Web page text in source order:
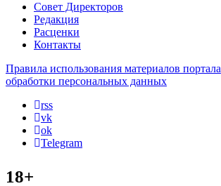
Совет Директоров
Редакция
Расценки
Контакты
Правила использования материалов портала
обработки персональных данных
rss
vk
ok
Telegram
18+